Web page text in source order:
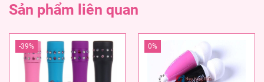
Sản phẩm liên quan
-39% 0%